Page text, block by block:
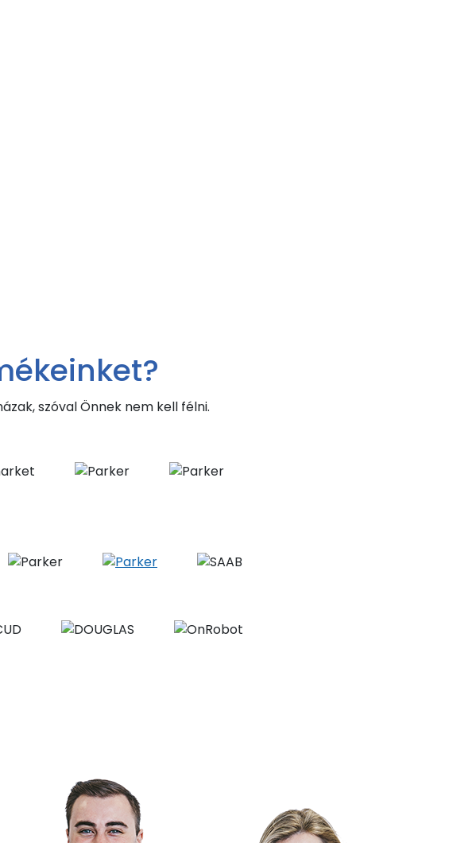
szóval Önnek nem kell félni.